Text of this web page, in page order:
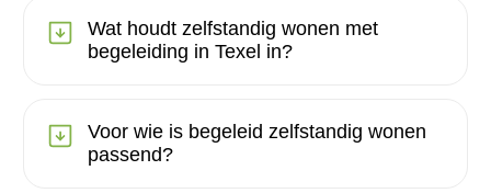
Wat houdt zelfstandig wonen met
begeleiding in Texel in?
Voor wie is begeleid zelfstandig wonen
passend?